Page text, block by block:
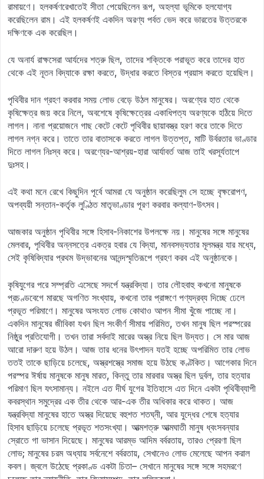
রামায়ণে। হলকর্ষণরেখাতেই সীতা পেয়েছিলেন রূপ, অহল্যা ভূমিকে হলযোগ্য
করেছিলেন রাম। এই হলকর্ষণই একদিন অরণ্য পর্বত ভেদ করে ভারতের উত্তরকে
দক্ষিণকে এক করেছিল।
যে অনার্য রাক্ষসেরা আর্যদের শত্রু ছিল, তাদের শক্তিকে পরাভূত করে তাদের হাত
থেকে এই নূতন বিদ্যাকে রক্ষা করতে, উদ্ধার করতে বিস্তর প্রয়াস করতে হয়েছিল।
পৃথিবীর দান গ্রহণ করবার সময় লোভ বেড়ে উঠল মানুষের। অরণ্যের হাত থেকে
কৃষিক্ষেত্র জয় করে নিলে, অবশেষে কৃষিক্ষেত্রের একাধিপত্য অরণ্যকে হঠিয়ে দিতে
লাগল। নানা প্রয়োজনে গাছ কেটে কেটে পৃথিবীর ছায়াবস্ত্র হরণ করে তাকে দিতে
লাগল নগ্ন করে। তাতে তার বাতাসকে করতে লাগল উত্তপ্ত, মাটি উর্বরতার ভাণ্ডার
দিতে লাগল নিঃস্ব করে। অরণ্যের-আশ্রয়-হারা আর্যাবর্ত আজ তাই খরসূর্যতাপে
দুঃসহ।
এই কথা মনে রেখে কিছুদিন পূর্বে আমরা যে অনুষ্ঠান করেছিলুম সে হচ্ছে বৃক্ষরোপণ,
অপব্যয়ী সন্তান-কর্তৃক লুণ্ঠিত মাতৃভাণ্ডার পূরণ করবার কল্যাণ-উৎসব।
আজকার অনুষ্ঠান পৃথিবীর সঙ্গে হিসাব-নিকাশের উপলক্ষে নয়। মানুষের সঙ্গে মানুষের
মেলবার, পৃথিবীর অন্নসত্রে একত্র হবার যে বিদ্যা, মানবসভ্যতার মূলমন্ত্র যার মধ্যে,
সেই কৃষিবিদ্যার প্রথম উদ্ভাবনের আনন্দস্মৃতিরূপে গ্রহণ করব এই অনুষ্ঠানকে।
কৃষিযুগের পরে সম্প্রতি এসেছে সদর্পে যন্ত্রবিদ্যা। তার লৌহবাহু কখনো মানুষকে
প্রচণ্ডবেগে মারছে অগণিত সংখ্যায়, কখনো তার প্রাঙ্গণে পণ্যদ্রব্য দিচ্ছে ঢেলে
প্রভূত পরিমাণে। মানুষের অসংযত লোভ কোথাও আপন সীমা খুঁজে পাচ্ছে না।
একদিন মানুষের জীবিকা যখন ছিল সংকীর্ণ সীমায় পরিমিত, তখন মানুষ ছিল পরস্পরের
নিষ্ঠুর প্রতিযোগী। তখন তারা সর্বদাই মারের অস্ত্র নিয়ে ছিল উদ্যত। সে মার আজ
আরো দারুণ হয়ে উঠল। আজ তার ধনের উৎপাদন যতই হচ্ছে অপরিমিত তার লোভ
ততই তাকে ছাড়িয়ে চলেছে, অস্ত্রশস্ত্রে সমাজ হয়ে উঠছে কণ্টকিত। আগেকার দিনে
পরস্পর ঈর্ষায় মানুষকে মানুষ মারত, কিন্তু তার মারবার অস্ত্র ছিল দুর্বল, তার হত্যার
পরিমাণ ছিল যৎসামান্য। নইলে এত দীর্ঘ যুগের ইতিহাসে এত দিনে একটা পৃথিবীব্যাপী
কবরস্থান সমুদ্রের এক তীর থেকে আর-এক তীর অধিকার করে থাকত। আজ
যন্ত্রবিদ্যা মানুষের হাতে অস্ত্র দিয়েছে বহুশত শতঘ্নী, আর যুদ্ধের শেষে হত্যার
হিসাব ছাড়িয়ে চলেছে প্রভূত শতসংখ্যা। আত্মশত্রু আত্মঘাতী মানুষ ধ্বংসবন্যার
স্রোতে গা ভাসান দিয়েছে। মানুষের আরম্ভ আদিম বর্বরতায়, তারও প্রেরণা ছিল
লোভ; মানুষের চরম অধ্যায় সর্বনেশে বর্বরতায়, সেখানেও লোভ মেলেছে আপন করাল
কবল। জ্বলে উঠেছে প্রকাণ্ড একটা চিতা– সেখানে মানুষের সঙ্গে সঙ্গে সহমরণে